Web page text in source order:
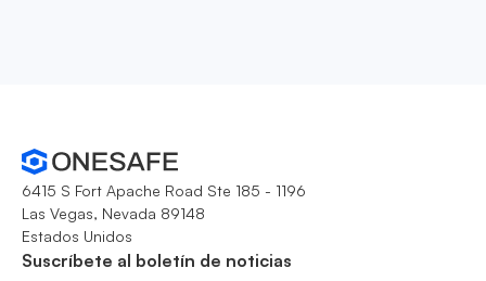
6415 S Fort Apache Road Ste 185 - 1196
Las Vegas, Nevada 89148
Estados Unidos
Suscríbete al boletín de noticias